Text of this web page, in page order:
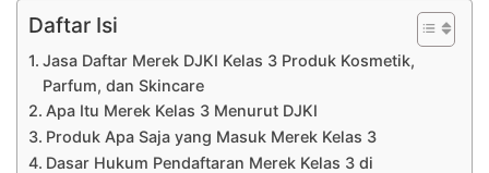
Daftar Isi
Jasa Daftar Merek DJKI Kelas 3 Produk Kosmetik,
Parfum, dan Skincare
Apa Itu Merek Kelas 3 Menurut DJKI
Produk Apa Saja yang Masuk Merek Kelas 3
Dasar Hukum Pendaftaran Merek Kelas 3 di